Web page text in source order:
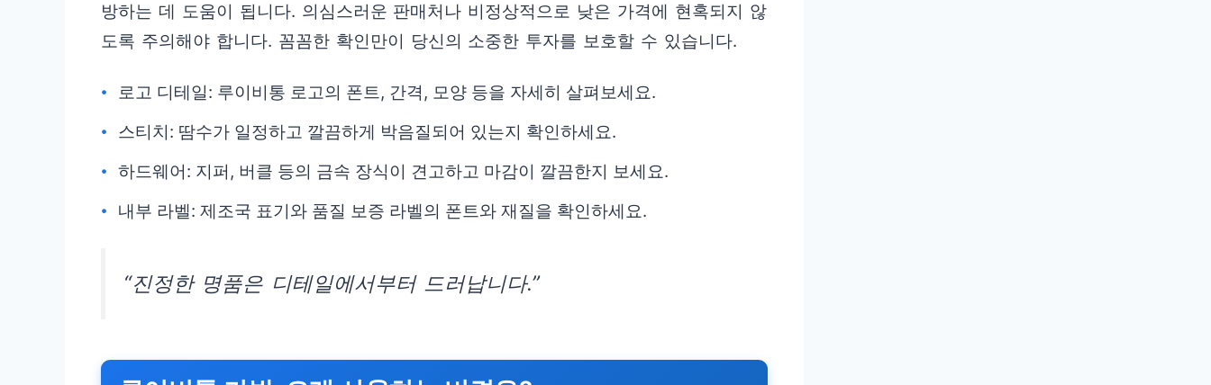
방하는 데 도움이 됩니다. 의심스러운 판매처나 비정상적으로 낮은 가격에 현혹되지 않
도록 주의해야 합니다. 꼼꼼한 확인만이 당신의 소중한 투자를 보호할 수 있습니다.
로고 디테일: 루이비통 로고의 폰트, 간격, 모양 등을 자세히 살펴보세요.
스티치: 땀수가 일정하고 깔끔하게 박음질되어 있는지 확인하세요.
하드웨어: 지퍼, 버클 등의 금속 장식이 견고하고 마감이 깔끔한지 보세요.
내부 라벨: 제조국 표기와 품질 보증 라벨의 폰트와 재질을 확인하세요.
“진정한 명품은 디테일에서부터 드러납니다.”